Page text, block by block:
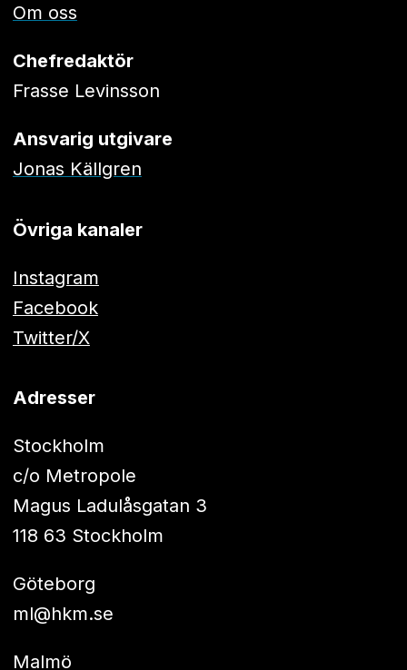
Om oss
Chefredaktör
Frasse Levinsson
Ansvarig utgivare
Jonas Källgren
Övriga kanaler
Instagram
Facebook
Twitter/X
Adresser
Stockholm
c/o Metropole
Magus Ladulåsgatan 3
118 63 Stockholm
Göteborg
ml@hkm.se
Malmö